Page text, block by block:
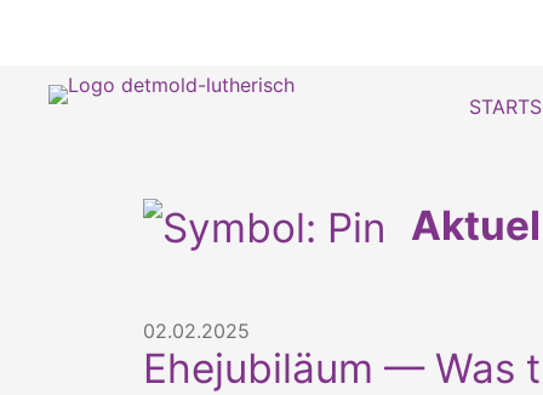
02.02.2025
Ehejubiläum — Was